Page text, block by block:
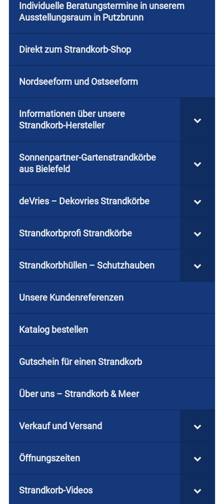
Individuelle Beratungstermine in unserem
Ausstellungsraum in Putzbrunn
Direkt zum Strandkorb-Shop
Nordseeform und Ostseeform
Informationen über unsere
Strandkorb-Hersteller
Sonnenpartner-Gartenstrandkörbe
aus Bielefeld
deVries – Dekovries Strandkörbe
Strandkorbprofi Strandkörbe
Strandkorbhüllen – Schutzhauben
Unsere Kundenreferenzen
Katalog bestellen
Gutschein für einen Strandkorb
Über uns – Strandkorb & Meer
Verkauf und Versand
Öffnungszeiten
Strandkorb-Videos